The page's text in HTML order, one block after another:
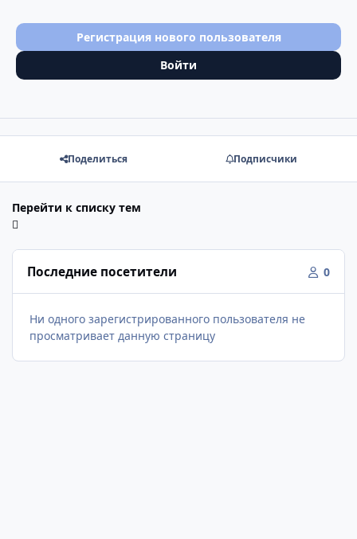
Регистрация нового пользователя
Войти
Поделиться Подписчики
Перейти к списку тем
Последние посетители 0
Ни одного зарегистрированного пользователя не
просматривает данную страницу